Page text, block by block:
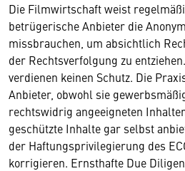
Die Filmwirtschaft weist
betrügerische Anbieter die
missbrauchen, um absichtlich
der Rechtsverfolgung zu
verdienen keinen Schutz. Die
Anbieter, obwohl sie
rechtswidrig angeeigneten
geschützte Inhalte gar selbst
der Haftungsprivilegierung des
korrigieren. Ernsthafte Due